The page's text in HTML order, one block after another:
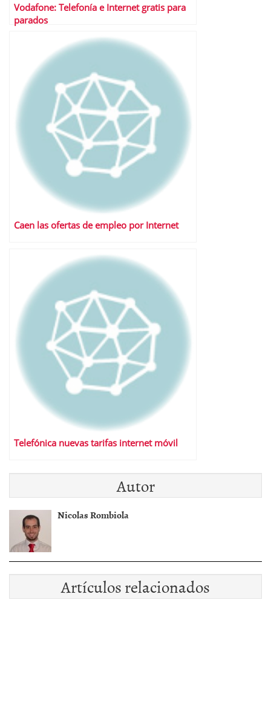
Vodafone: Telefonía e Internet gratis para
parados
Caen las ofertas de empleo por Internet
Telefónica nuevas tarifas internet móvil
Autor
Nicolas Rombiola
Artículos relacionados